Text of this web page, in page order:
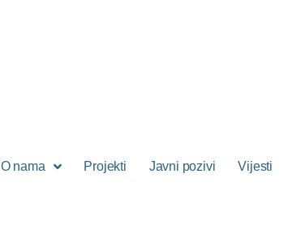
O nama Projekti Javni pozivi Vijesti